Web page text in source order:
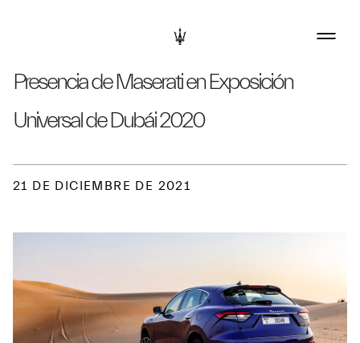
Presencia de Maserati en Exposición
Universal de Dubái 2020
21 DE DICIEMBRE DE 2021